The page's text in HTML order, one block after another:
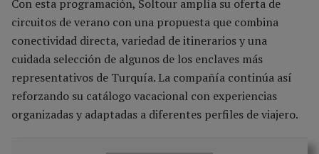
Con esta programación, Soltour amplía su oferta de
circuitos de verano con una propuesta que combina
conectividad directa, variedad de itinerarios y una
cuidada selección de algunos de los enclaves más
representativos de Turquía. La compañía continúa así
reforzando su catálogo vacacional con experiencias
organizadas y adaptadas a diferentes perfiles de viajero.